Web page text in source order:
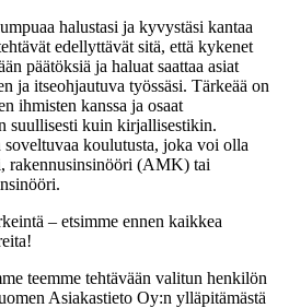
halustasi ja kyvystäsi kantaa
edellyttävät sitä, että kykenet
päätöksiä ja haluat saattaa asiat
ja itseohjautuva työssäsi. Tärkeää on
ihmisten kanssa ja osaat
suullisesti kuin kirjallisestikin.
koulutusta, joka voi olla
rakennusinsinööri (AMK) tai
– etsimme ennen kaikkea
teemme tehtävään valitun henkilön
Asiakastieto Oy:n ylläpitämästä